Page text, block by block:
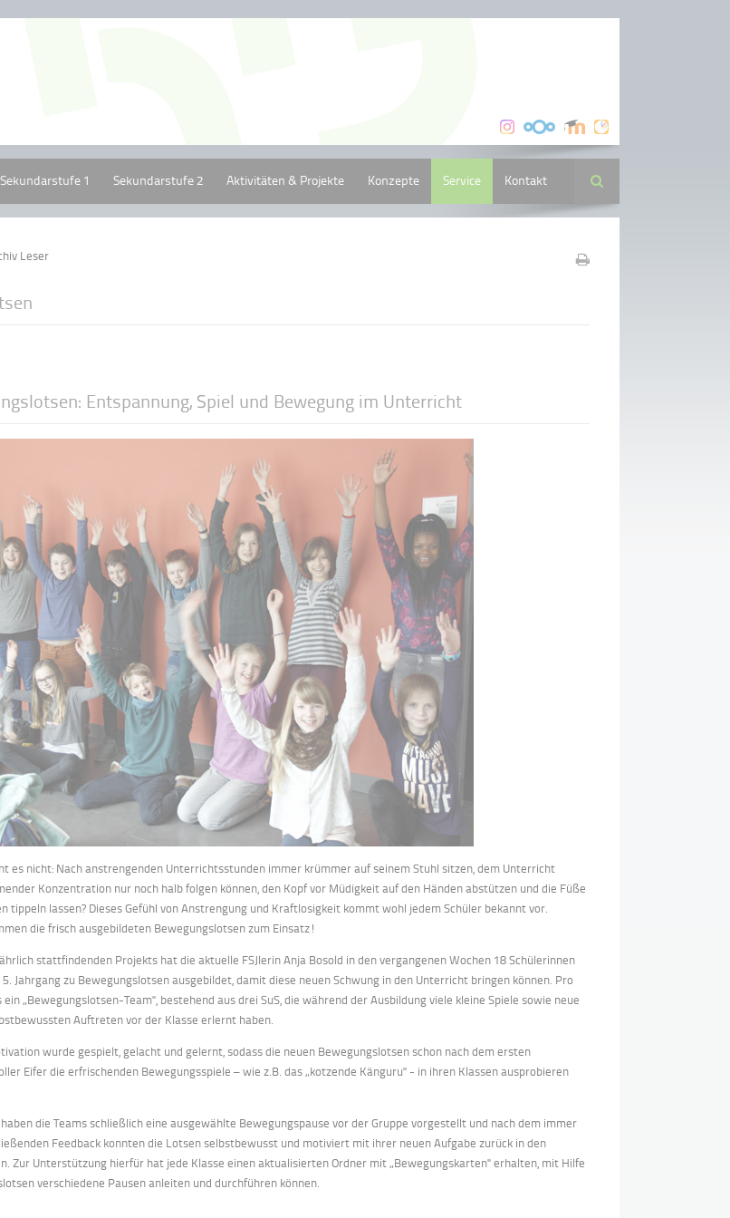
Sekundarstufe 1 Sekundarstufe 2 Aktivitäten & Projekte Konzepte Service Kontakt Suche
Leser
Entspannung, Spiel und Bewegung im Unterricht
es nicht: Nach anstrengenden Unterrichtsstunden immer krümmer auf seinem Stuhl sitzen, dem Unterricht
Konzentration nur noch halb folgen können, den Kopf vor Müdigkeit auf den Händen abstützen und die Füße
tippeln lassen? Dieses Gefühl von Anstrengung und Kraftlosigkeit kommt wohl jedem Schüler bekannt vor.
die frisch ausgebildeten Bewegungslotsen zum Einsatz!
stattfindenden Projekts hat die aktuelle FSJlerin Anja Bosold in den vergangenen Wochen 18 Schülerinnen
Jahrgang zu Bewegungslotsen ausgebildet, damit diese neuen Schwung in den Unterricht bringen können. Pro
ein „Bewegungslotsen-Team", bestehend aus drei SuS, die während der Ausbildung viele kleine Spiele sowie neue
Auftreten vor der Klasse erlernt haben.
wurde gespielt, gelacht und gelernt, sodass die neuen Bewegungslotsen schon nach dem ersten
Eifer die erfrischenden Bewegungsspiele – wie z.B. das „kotzende Känguru" - in ihren Klassen ausprobieren
die Teams schließlich eine ausgewählte Bewegungspause vor der Gruppe vorgestellt und nach dem immer
Feedback konnten die Lotsen selbstbewusst und motiviert mit ihrer neuen Aufgabe zurück in den
Zur Unterstützung hierfür hat jede Klasse einen aktualisierten Ordner mit „Bewegungskarten" erhalten, mit Hilfe
verschiedene Pausen anleiten und durchführen können.